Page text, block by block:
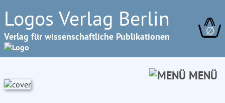
Logos Verlag Berlin
Verlag für wissenschaftliche Publikationen ∅
MENÜ